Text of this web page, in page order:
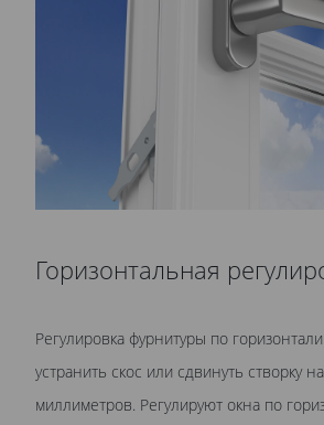
Горизонтальная
Регулировка фурнитуры по
устранить скос или сдвинуть створку
миллиметров. Регулируют окна по